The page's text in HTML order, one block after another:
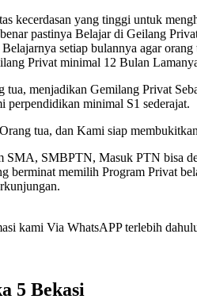
kecerdasan yang tinggi untuk
pastinya Belajar di Geilang
setiap bulannya agar
Privat minimal 12 Bulan
menjadikan Gemilang Privat
perpendidikan minimal S1 sederajat.
tua, dan Kami siap
SMA, SMBPTN, Masuk PTN bisa
berminat memilih Program Privat
kami Via WhatsAPP terlebih
5 Bekasi